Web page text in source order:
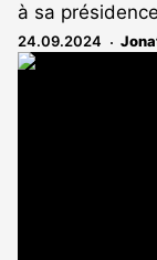
à sa
24.09.2024